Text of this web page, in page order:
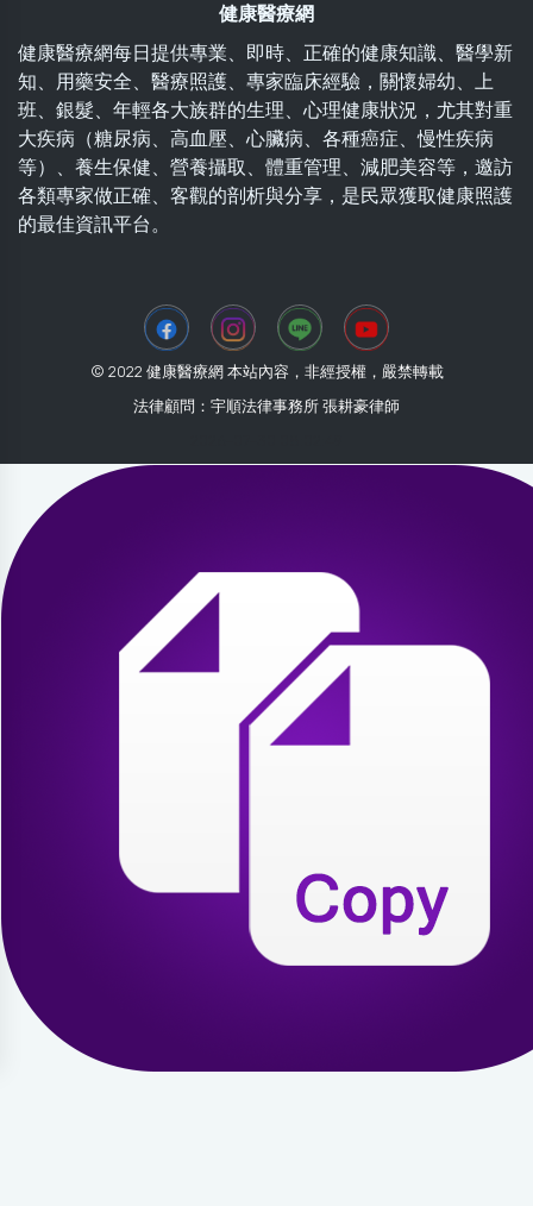
健康醫療網
健康醫療網每日提供專業、即時、正確的健康知識、醫學新
知、用藥安全、醫療照護、專家臨床經驗，關懷婦幼、上
班、銀髮、年輕各大族群的生理、心理健康狀況，尤其對重
大疾病（糖尿病、高血壓、心臟病、各種癌症、慢性疾病
等）、養生保健、營養攝取、體重管理、減肥美容等，邀訪
各類專家做正確、客觀的剖析與分享，是民眾獲取健康照護
的最佳資訊平台。
© 2022 健康醫療網 本站內容，非經授權，嚴禁轉載
法律顧問：宇順法律事務所 張耕豪律師